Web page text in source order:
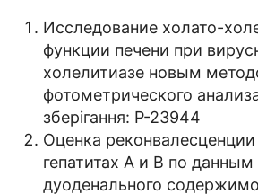
Исследование холато-
функции печени при
холелитиазе новым
фотометрического
зберігання: Р-23944
Оценка
гепатитах А и В по
дуоденального